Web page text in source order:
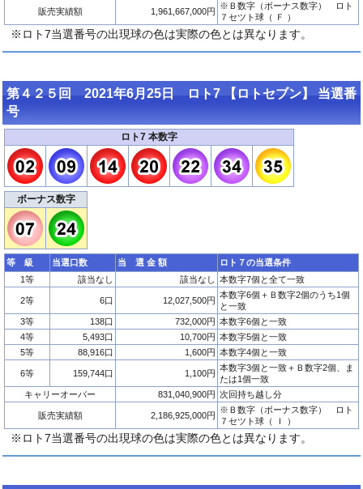
販売実績額 1,961,667,000円
※Ｂ数字（ボーナス数字） ロト
７セツト球（ Ｆ ）
※ロト7当選番号の出現球の色は実際の色とは異なります。
第４２５回 2021年6月25日 ロト7 【ロトセブン】 当選番
号
ロト7 本数字
ボーナス数字
等 級 当選口数 当 選 金 額
ロト７の当選条件
1等
該当なし 該当なし 本数字7個と全て一致
2等 6口 12,027,500円
本数字6個＋Ｂ数字2個のうち1個
と一致
3等
138口 732,000円 本数字6個と一致
4等
5,493口 10,700円 本数字5個と一致
5等
88,916口 1,600円 本数字4個と一致
6等 159,744口 1,100円
本数字3個と一致＋Ｂ数字2個、ま
たは1個一致
キャリーオーバー
831,040,900円 次回持ち越し分
販売実績額 2,186,925,000円
※Ｂ数字（ボーナス数字） ロト
７セツト球（ Ｉ ）
※ロト7当選番号の出現球の色は実際の色とは異なります。